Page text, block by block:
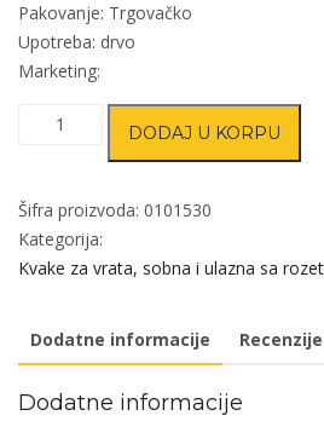
Pakovanje: Trgovačko
Upotreba: drvo
Marketing:
Kvaka
vrata
GUČA
B-
Cil
količina
DODAJ U KORPU
Šifra proizvoda: 0101530
Kategorija:
Kvake za vrata, sobna i ulazna sa
Dodatne informacije
Dodatne informacije